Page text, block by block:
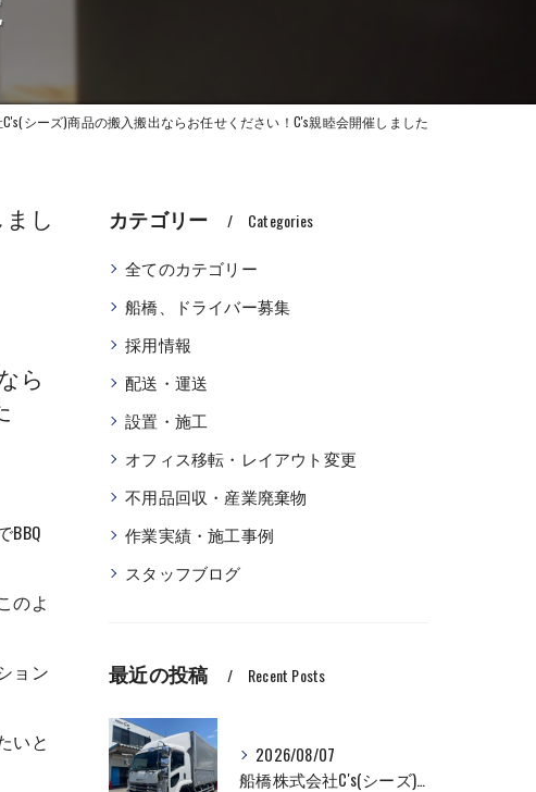
シーズ)商品の搬入搬出ならお任せください！C's親睦会開催しました
し
ら
のよ
ョン
いと
カテゴリー Categories
全てのカテゴリー
船橋、ドライバー募集
採用情報
配送・運送
設置・施工
オフィス移転・レイアウト変更
不用品回収・産業廃棄物
作業実績・施工事例
スタッフブログ
最近の投稿 Recent Posts
2026/08/07
船橋株式会社C's(シーズ)家具家電配送なら私たちにお任せください！